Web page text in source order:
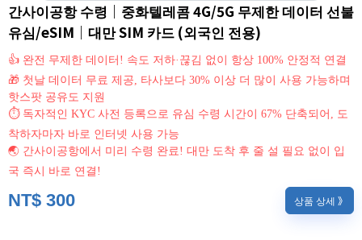
간사이공항 수령｜중화텔레콤 4G/5G 무제한 데이터 선불
유심/eSIM｜대만 SIM 카드 (외국인 전용)
👍 완전 무제한 데이터! 속도 저하·끊김 없이 항상 100% 안정적 연결
🎁 첫날 데이터 무료 제공, 타사보다 30% 이상 더 많이 사용 가능하며
핫스팟 공유도 지원
⏱ 독자적인 KYC 사전 등록으로 유심 수령 시간이 67% 단축되어, 도
착하자마자 바로 인터넷 사용 가능
🌏 간사이공항에서 미리 수령 완료! 대만 도착 후 줄 설 필요 없이 입
국 즉시 바로 연결!
NT$ 300 상품 상세 》